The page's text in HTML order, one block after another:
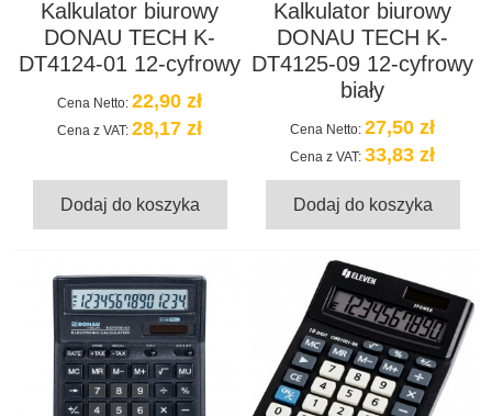
Kalkulator biurowy
DONAU TECH K-
DT4124-01 12-cyfrowy
Cena Netto: 22,90 zł
Cena z VAT: 28,17 zł
Dodaj do koszyka
Kalkulator biurowy
DONAU TECH K-
DT4125-09 12-cyfrowy
biały
Cena Netto: 27,50 zł
Cena z VAT: 33,83 zł
Dodaj do koszyka